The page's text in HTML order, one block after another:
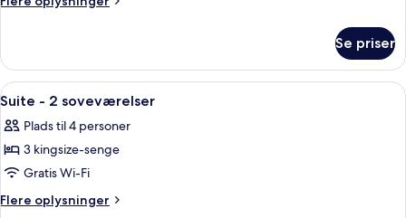
-
enkeltsenge
Se priser
Indlæs
alle
billeder
af
Suite
-
Et moderne hotelværelse med et
9
Suite - 2 soveværelser
Plads til 4 personer
3 kingsize-senge
Gratis Wi-Fi
Flere oplysninger
Flere